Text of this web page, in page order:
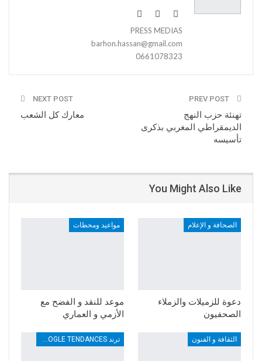
PRESS MEDIAS
barhon.hassan@gmail.com
0661078323
تهنئة حزب النهج
الديمقراطي المغربي بذكرى
تأسيسه
NEXT POST
معارك كل الشعب
You Might Also Like
الصحافة و الإعلام
دعوة للزميلات والزملاء
الصحفيون
مواعيد ومحطات
موعد للنقد و الفضح مع
الأزمي و العماري
الثقافة و الفنون ترند TRENDS GOOGLE TENDANCES